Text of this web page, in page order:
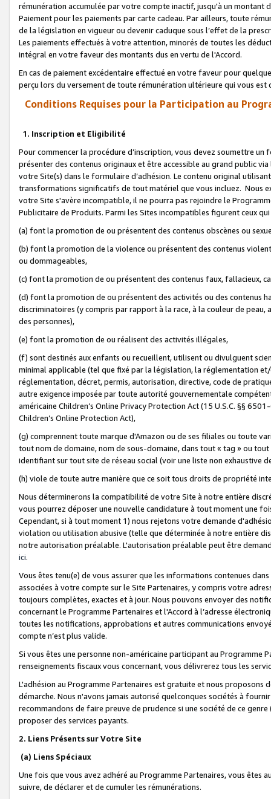
rémunération accumulée par votre compte inactif, jusqu'à un montant
Paiement pour les paiements par carte cadeau. Par ailleurs, toute
de la législation en vigueur ou devenir caduque sous l’effet de la
Les paiements effectués à votre attention, minorés de toutes les
intégral en votre faveur des montants dus en vertu de l'Accord.
En cas de paiement excédentaire effectué en votre faveur pour
perçu lors du versement de toute rémunération ultérieure qui vous est
Conditions Requises pour la Participation au
1. Inscription et Eligibilité
Pour commencer la procédure d’inscription, vous devez soumettre
présenter des contenus originaux et être accessible au grand public
votre Site(s) dans le formulaire d’adhésion. Le contenu original
transformations significatifs de tout matériel que vous incluez. Nous
votre Site s'avère incompatible, il ne pourra pas rejoindre le
Publicitaire de Produits. Parmi les Sites incompatibles figurent ceux
(a) font la promotion de ou présentent des contenus obscènes ou
(b) font la promotion de la violence ou présentent des contenus
ou dommageables,
(c) font la promotion de ou présentent des contenus faux, fallacieux,
(d) font la promotion de ou présentent des activités ou des contenus
discriminatoires (y compris par rapport à la race, à la couleur de
des personnes),
(e) font la promotion de ou réalisent des activités illégales,
(f) sont destinés aux enfants ou recueillent, utilisent ou divulguent
minimal applicable (tel que fixé par la législation, la réglementation
réglementation, décret, permis, autorisation, directive, code de
autre exigence imposée par toute autorité gouvernementale
américaine Children’s Online Privacy Protection Act (15 U.S.C. §§
Children’s Online Protection Act),
(g) comprennent toute marque d'Amazon ou de ses filiales ou toute
tout nom de domaine, nom de sous-domaine, dans tout « tag » ou
identifiant sur tout site de réseau social (voir une liste non exhaustive
(h) viole de toute autre manière que ce soit tous droits de propriété
Nous déterminerons la compatibilité de votre Site à notre entière
vous pourrez déposer une nouvelle candidature à tout moment une
Cependant, si à tout moment 1) nous rejetons votre demande
violation ou utilisation abusive (telle que déterminée à notre entière
notre autorisation préalable. L'autorisation préalable peut être
ici.
Vous êtes tenu(e) de vous assurer que les informations contenues
associées à votre compte sur le Site Partenaires, y compris votre
toujours complètes, exactes et à jour. Nous pouvons envoyer des
concernant le Programme Partenaires et l'Accord à l’adresse
toutes les notifications, approbations et autres communications
compte n’est plus valide.
Si vous êtes une personne non-américaine participant au
renseignements fiscaux vous concernant, vous délivrerez tous les
L'adhésion au Programme Partenaires est gratuite et nous proposons
démarche. Nous n'avons jamais autorisé quelconques sociétés à
recommandons de faire preuve de prudence si une société de ce
proposer des services payants.
2. Liens Présents sur Votre Site
(a) Liens Spéciaux
Une fois que vous avez adhéré au Programme Partenaires, vous êtes
suivre, de déclarer et de cumuler les rémunérations.